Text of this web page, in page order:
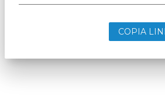
COPIA